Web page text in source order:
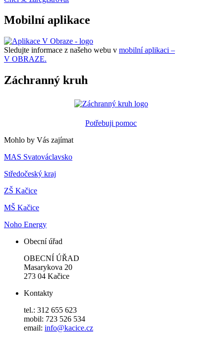
Mobilní aplikace
Sledujte informace z našeho webu v mobilní aplikaci –
V OBRAZE.
Záchranný kruh
Potřebuji pomoc
Mohlo by Vás zajímat
MAS Svatováclavsko
Středočeský kraj
ZŠ Kačice
MŠ Kačice
Noho Energy
Obecní úřad
OBECNÍ ÚŘAD
Masarykova 20
273 04 Kačice
Kontakty
tel.: 312 655 623
mobil: 723 526 534
email: info@kacice.cz